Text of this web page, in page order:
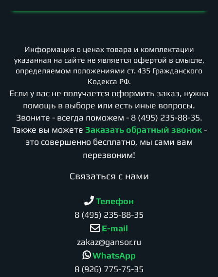
Информация о ценах товара и комплектации
указанная на сайте не является офертой в смысле,
определяемом положениями ст. 435 Гражданского
Кодекса РФ.
Если у вас не получается оформить заказ, нужна
помощь в выборе или есть иные вопросы.
Звоните - всегда поможем - 8 (495) 235-88-35.
Также вы можете Заказать обратный звонок -
это совершенно бесплатно, мы сами вам
перезвоним!
Cвязаться с нами
Телефон
8 (495) 235-88-35
E-mail
zakaz@gansor.ru
WhatsApp
8 (926) 775-75-35